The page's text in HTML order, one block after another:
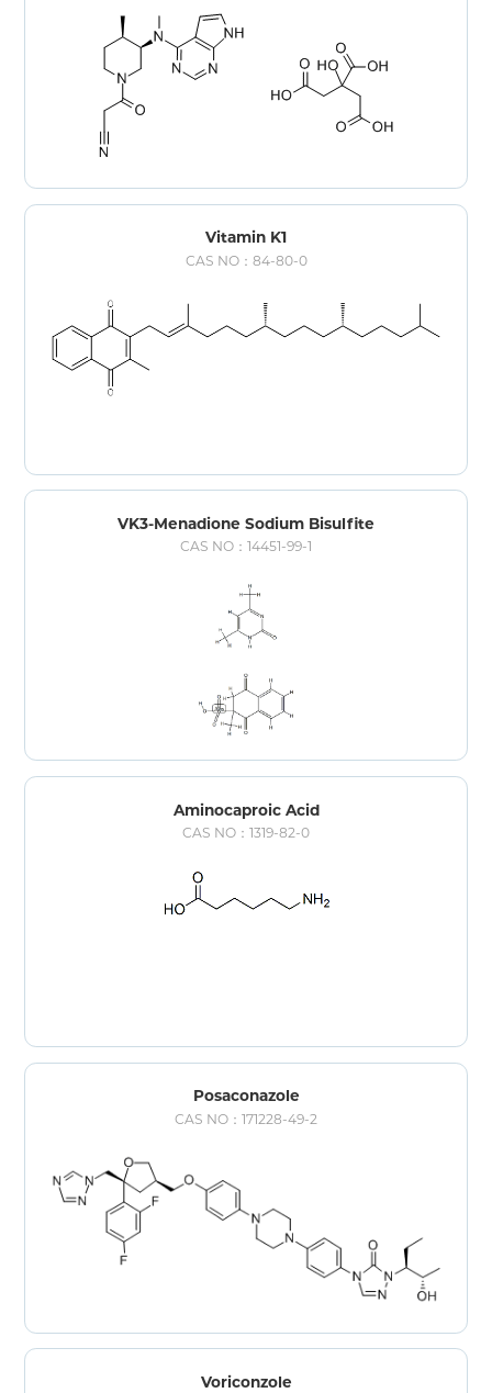
Vitamin K1
CAS NO：84-80-0
VK3-Menadione Sodium Bisulfite
CAS NO：14451-99-1
Aminocaproic Acid
CAS NO：1319-82-0
Posaconazole
CAS NO：171228-49-2
Voriconzole